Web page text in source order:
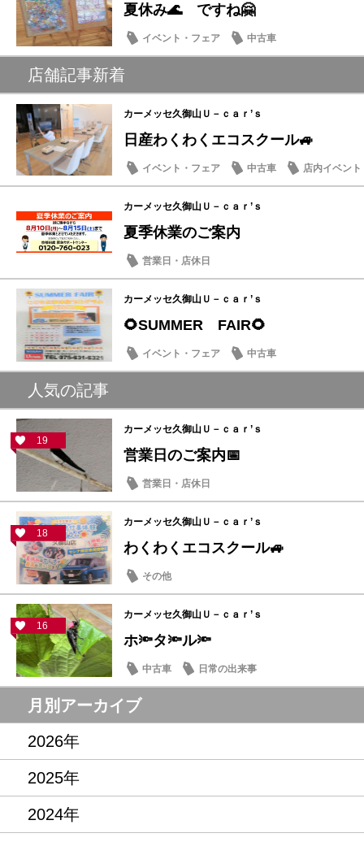
夏休み🌊 ですね🤗
イベント・フェア 中古車
店舗記事新着
カーメッセ久御山Ｕ－ｃａｒ’ｓ
日産わくわくエコスクール🚙
イベント・フェア 中古車 店内イベント
カーメッセ久御山Ｕ－ｃａｒ’ｓ
夏季休業のご案内
営業日・店休日
カーメッセ久御山Ｕ－ｃａｒ’ｓ
🌻SUMMER FAIR🌻
イベント・フェア 中古車
人気の記事
19
カーメッセ久御山Ｕ－ｃａｒ’ｓ
営業日のご案内📅
営業日・店休日
18
カーメッセ久御山Ｕ－ｃａｒ’ｓ
わくわくエコスクール🚙
その他
16
カーメッセ久御山Ｕ－ｃａｒ’ｓ
ホ🔦タ🔦ル🔦
中古車 日常の出来事
月別アーカイブ
2026年
2025年
2024年